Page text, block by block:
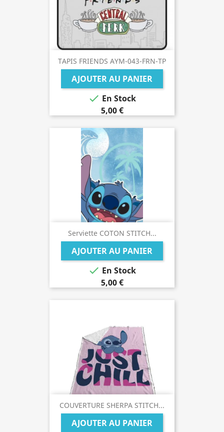
TAPIS FRIENDS AYM-043-FRN-TP
AJOUTER AU PANIER
 En Stock
5,00 €
Serviette COTON STITCH...
AJOUTER AU PANIER
 En Stock
5,00 €
COUVERTURE SHERPA STITCH...
AJOUTER AU PANIER